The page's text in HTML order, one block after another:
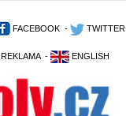
FACEBOOK - TWITTER
REKLAMA - ENGLISH